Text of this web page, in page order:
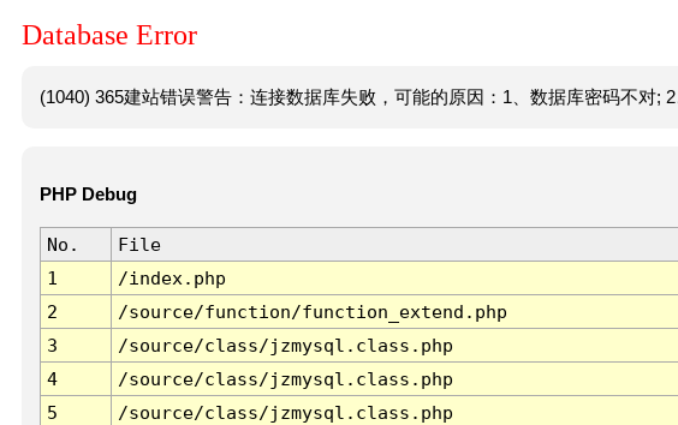
Database Error
(1040) 365建站错误警告：连接数据库失败，可能的原因：1、数据库密码不对; 2
PHP Debug
No. File
1
/index.php
2
/source/function/function_extend.php
3
/source/class/jzmysql.class.php
4
/source/class/jzmysql.class.php
5
/source/class/jzmysql.class.php